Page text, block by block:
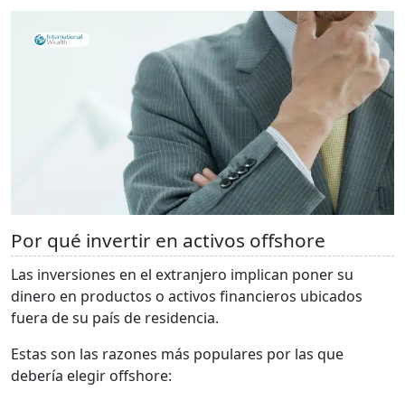
Por qué invertir en activos offshore
Las inversiones en el extranjero implican poner su
dinero en productos o activos financieros ubicados
fuera de su país de residencia.
Estas son las razones más populares por las que
debería elegir offshore: